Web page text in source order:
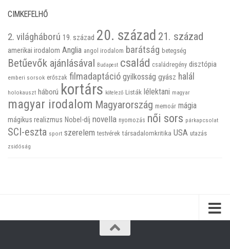
CIMKEFELHŐ
2. világháború 19. század 20. század 21. század
amerikai irodalom Anglia angol irodalom barátság betegség
Betűevők ajánlásával Budapest család családregény disztópia
emberi sorsok erőszak filmadaptáció gyilkosság gyász halál
holokauszt háború kortárs kötelező Listák lélektani magyar
magyar irodalom Magyarország memoár mágia
mágikus realizmus Nobel-díj novella nyomozás női sors párkapcsolat
SCI-eszta sport szerelem testvérek társadalomkritika USA utazás
zsidóság